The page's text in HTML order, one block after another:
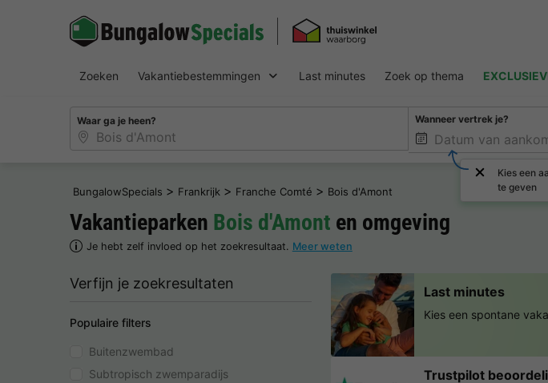
Zoeken Vakantiebestemmingen Last minutes Zoek op thema
Waar ga je heen? Wanneer vertrek je?
Kies een
te geven
BungalowSpecials > Frankrijk > Franche Comté > Bois d'Amont
Vakantieparken Bois d'Amont en omgeving
Je hebt zelf invloed op het zoekresultaat. Meer weten
Verfijn je zoekresultaten
Populaire filters
Buitenzwembad
Subtropisch zwemparadijs
Last minutes
Kies een spontane
Trustpilot